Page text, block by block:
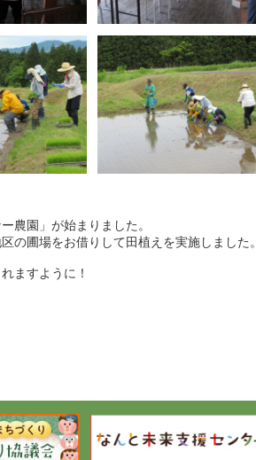
農園」が始まりました。
の圃場をお借りして田植えを実施しました。
ますように！